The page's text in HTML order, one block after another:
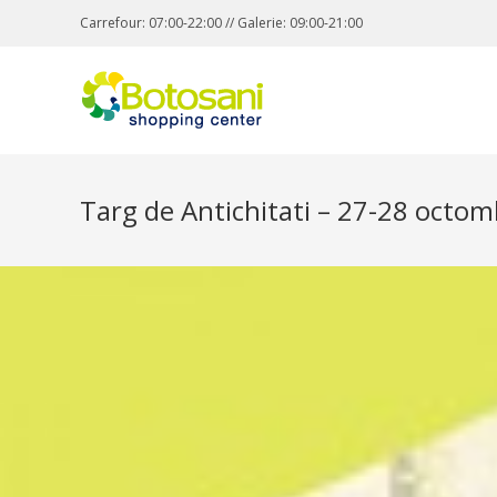
Carrefour: 07:00-22:00 // Galerie: 09:00-21:00
Targ de Antichitati – 27-28